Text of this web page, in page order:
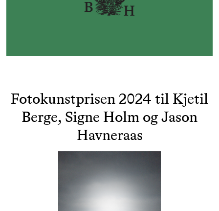
Fotokunstprisen 2024 til Kjetil
Berge, Signe Holm og Jason
Havneraas